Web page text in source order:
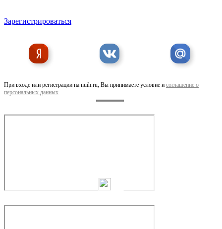
Зарегистрироваться
При входе или регистрации на nuih.ru, Вы принимаете условие и соглашение о
персональных данных